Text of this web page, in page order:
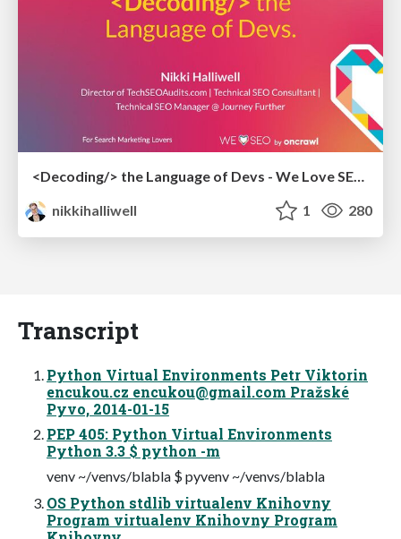
nikkihalliwell
1 280
Transcript
Python Virtual Environments Petr Viktorin
encukou.cz encukou@gmail.com Pražské
Pyvo, 2014-01-15
PEP 405: Python Virtual Environments
Python 3.3 $ python -m
venv ~/venvs/blabla $ pyvenv ~/venvs/blabla
OS Python stdlib virtualenv Knihovny
Program virtualenv Knihovny Program